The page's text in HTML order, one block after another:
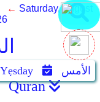
← Saturday, August
Yẹsday الأمس
Quran